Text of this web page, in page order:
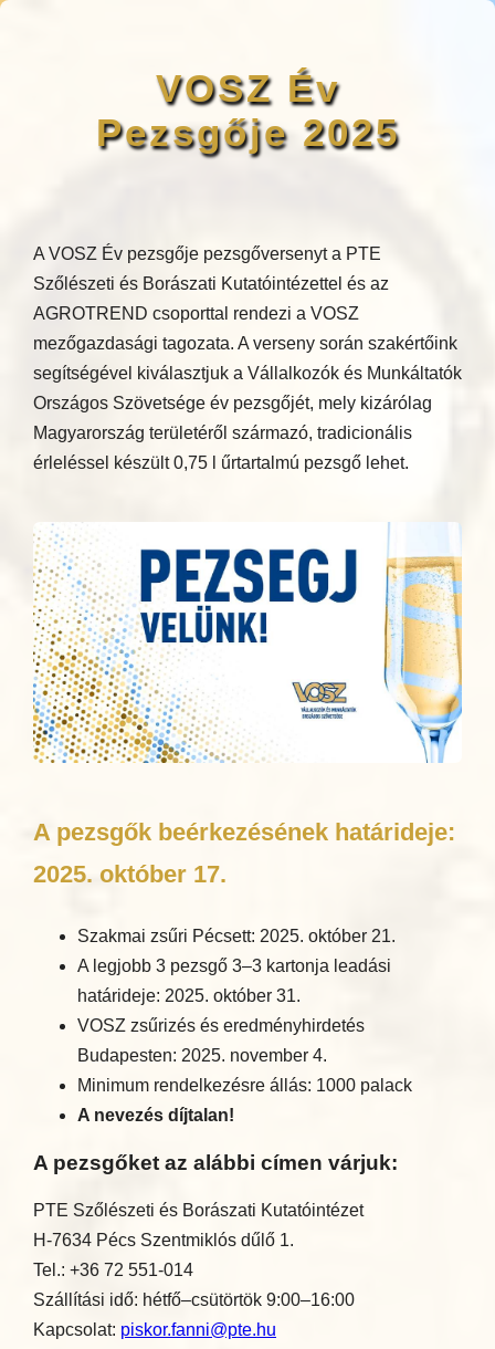
VOSZ Év
Pezsgője 2025
A VOSZ Év pezsgője pezsgőversenyt a PTE
Szőlészeti és Borászati Kutatóintézettel és az
AGROTREND csoporttal rendezi a VOSZ
mezőgazdasági tagozata. A verseny során szakértőink
segítségével kiválasztjuk a Vállalkozók és Munkáltatók
Országos Szövetsége év pezsgőjét, mely kizárólag
Magyarország területéről származó, tradicionális
érleléssel készült 0,75 l űrtartalmú pezsgő lehet.
A pezsgők beérkezésének határideje:
2025. október 17.
Szakmai zsűri Pécsett: 2025. október 21.
A legjobb 3 pezsgő 3–3 kartonja leadási
határideje: 2025. október 31.
VOSZ zsűrizés és eredményhirdetés
Budapesten: 2025. november 4.
Minimum rendelkezésre állás: 1000 palack
A nevezés díjtalan!
A pezsgőket az alábbi címen várjuk:
PTE Szőlészeti és Borászati Kutatóintézet
H-7634 Pécs Szentmiklós dűlő 1.
Tel.: +36 72 551-014
Szállítási idő: hétfő–csütörtök 9:00–16:00
Kapcsolat: piskor.fanni@pte.hu